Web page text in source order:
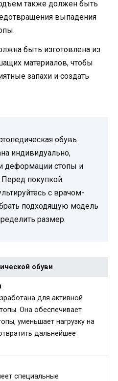
также должен быть
выпадения
быть изготовлена из
материалов, чтобы
запахи и создать
обувь
индивидуально,
деформации стопы и
Перед покупкой
с врачом-
подходящую модель
размер.
обуви
для активной
Она обеспечивает
уменьшает нагрузку на
дальнейшее
специальные